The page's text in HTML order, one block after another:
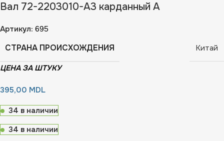
Вал 72-2203010-А3 карданный А
Артикул: 695
СТРАНА ПРОИСХОЖДЕНИЯ
Китай
ЦЕНА ЗА ШТУКУ
395,00 MDL
34 в наличии
34 в наличии